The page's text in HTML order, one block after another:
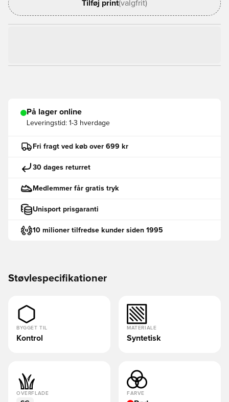
Tilføj print(valgfrit)
På lager online
Leveringstid: 1-3 hverdage
Fri fragt ved køb over 699 kr
30 dages returret
Medlemmer får gratis tryk
Unisport prisgaranti
10 milioner tilfredse kunder siden 1995
Støvlespecifikationer
BYGGET TIL
Kontrol
MATERIALE
Syntetisk
OVERFLADE FARVE